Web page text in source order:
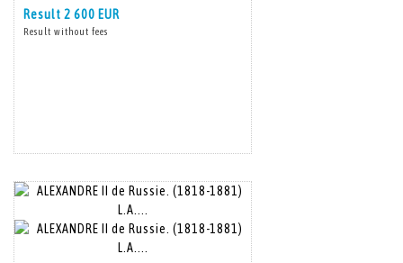
Result 2 600 EUR
Result without fees